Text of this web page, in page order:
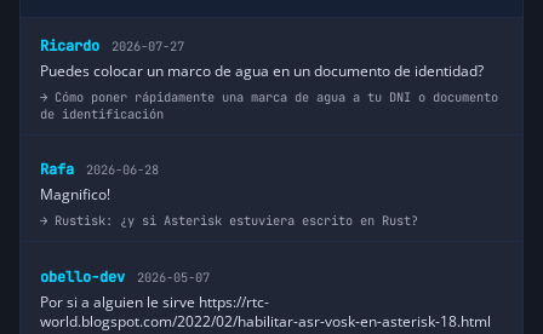
Ricardo 2026-07-27
Puedes colocar un marco de agua en un documento de identidad?
Cómo poner rápidamente una marca de agua a tu DNI o documento
de identificación
Rafa 2026-06-28
Magnifico!
Rustisk: ¿y si Asterisk estuviera escrito en Rust?
obello-dev 2026-05-07
Por si a alguien le sirve https://rtc-
world.blogspot.com/2022/02/habilitar-asr-vosk-en-asterisk-18.html